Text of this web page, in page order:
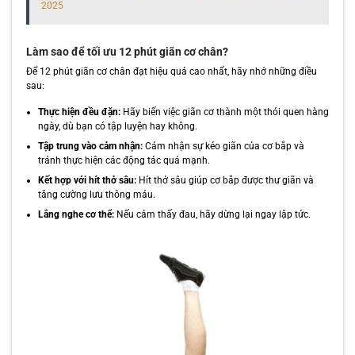
2025
Làm sao để tối ưu 12 phút giãn cơ chân?
Để 12 phút giãn cơ chân đạt hiệu quả cao nhất, hãy nhớ những điều
sau:
Thực hiện đều đặn:Hãy biến việc giãn cơ thành một thói quen hàng
ngày, dù bạn có tập luyện hay không.
Tập trung vào cảm nhận:Cảm nhận sự kéo giãn của cơ bắp và
tránh thực hiện các động tác quá mạnh.
Kết hợp với hít thở sâu:Hít thở sâu giúp cơ bắp được thư giãn và
tăng cường lưu thông máu.
Lắng nghe cơ thể:Nếu cảm thấy đau, hãy dừng lại ngay lập tức.